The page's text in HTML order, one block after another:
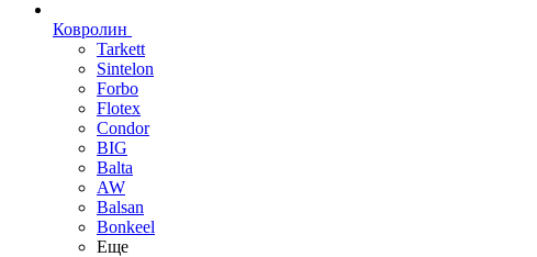
Ковролин
Tarkett
Sintelon
Forbo
Flotex
Condor
BIG
Balta
AW
Balsan
Bonkeel
Еще